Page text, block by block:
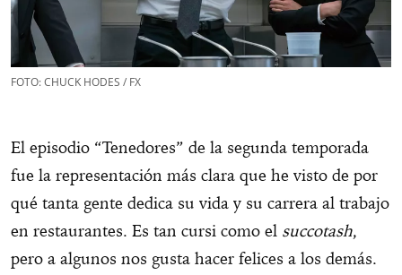
FOTO: CHUCK HODES / FX
El episodio “Tenedores” de la segunda temporada
fue la representación más clara que he visto de por
qué tanta gente dedica su vida y su carrera al trabajo
en restaurantes. Es tan cursi como el succotash,
pero a algunos nos gusta hacer felices a los demás.